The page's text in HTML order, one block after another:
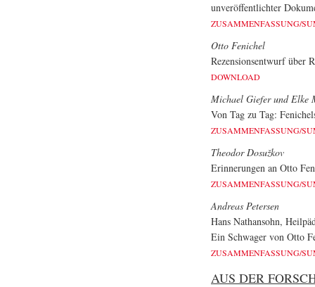
unveröffentlichter
ZUSAMMENFASSUNG/
Otto Fenichel
Rezensionsentwurf über
DOWNLOAD
Michael Giefer und Elke
Von Tag zu Tag:
ZUSAMMENFASSUNG/
Theodor Dosužkov
Erinnerungen an Otto
ZUSAMMENFASSUNG/
Andreas Petersen
Hans Nathansohn,
Ein Schwager von Otto
ZUSAMMENFASSUNG/
AUS DER